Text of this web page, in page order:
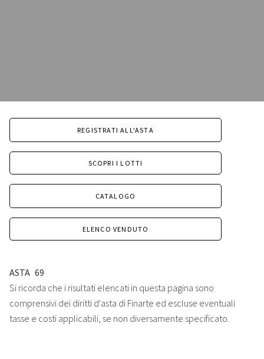
REGISTRATI ALL'ASTA
SCOPRI I LOTTI
CATALOGO
ELENCO VENDUTO
ASTA 69
Si ricorda che i risultati elencati in questa pagina sono
comprensivi dei diritti d'asta di Finarte ed escluse eventuali
tasse e costi applicabili, se non diversamente specificato.